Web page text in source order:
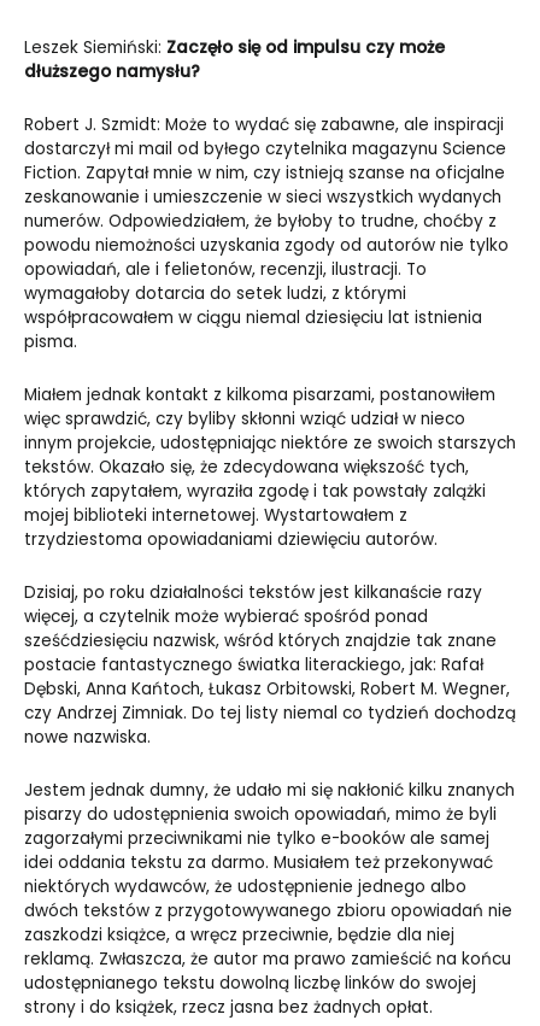
Leszek Siemiński: Zaczęło się od impulsu czy może
dłuższego namysłu?
Robert J. Szmidt: Może to wydać się zabawne, ale inspiracji
dostarczył mi mail od byłego czytelnika magazynu Science
Fiction. Zapytał mnie w nim, czy istnieją szanse na oficjalne
zeskanowanie i umieszczenie w sieci wszystkich wydanych
numerów. Odpowiedziałem, że byłoby to trudne, choćby z
powodu niemożności uzyskania zgody od autorów nie tylko
opowiadań, ale i felietonów, recenzji, ilustracji. To
wymagałoby dotarcia do setek ludzi, z którymi
współpracowałem w ciągu niemal dziesięciu lat istnienia
pisma.
Miałem jednak kontakt z kilkoma pisarzami, postanowiłem
więc sprawdzić, czy byliby skłonni wziąć udział w nieco
innym projekcie, udostępniając niektóre ze swoich starszych
tekstów. Okazało się, że zdecydowana większość tych,
których zapytałem, wyraziła zgodę i tak powstały zalążki
mojej biblioteki internetowej. Wystartowałem z
trzydziestoma opowiadaniami dziewięciu autorów.
Dzisiaj, po roku działalności tekstów jest kilkanaście razy
więcej, a czytelnik może wybierać spośród ponad
sześćdziesięciu nazwisk, wśród których znajdzie tak znane
postacie fantastycznego światka literackiego, jak: Rafał
Dębski, Anna Kańtoch, Łukasz Orbitowski, Robert M. Wegner,
czy Andrzej Zimniak. Do tej listy niemal co tydzień dochodzą
nowe nazwiska.
Jestem jednak dumny, że udało mi się nakłonić kilku znanych
pisarzy do udostępnienia swoich opowiadań, mimo że byli
zagorzałymi przeciwnikami nie tylko e-booków ale samej
idei oddania tekstu za darmo. Musiałem też przekonywać
niektórych wydawców, że udostępnienie jednego albo
dwóch tekstów z przygotowywanego zbioru opowiadań nie
zaszkodzi książce, a wręcz przeciwnie, będzie dla niej
reklamą. Zwłaszcza, że autor ma prawo zamieścić na końcu
udostępnianego tekstu dowolną liczbę linków do swojej
strony i do książek, rzecz jasna bez żadnych opłat.